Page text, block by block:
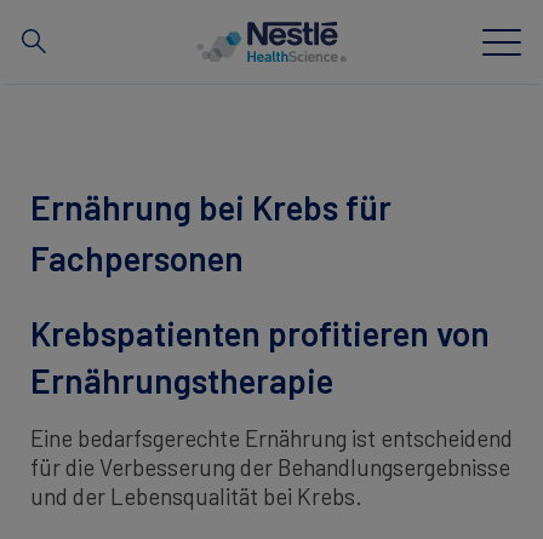
Tools
Ernährung bei Krebs für
Fachpersonen
Krebspatienten profitieren von
Ernährungstherapie
Eine bedarfsgerechte Ernährung ist entscheidend
für die Verbesserung der Behandlungsergebnisse
und der Lebensqualität bei Krebs.